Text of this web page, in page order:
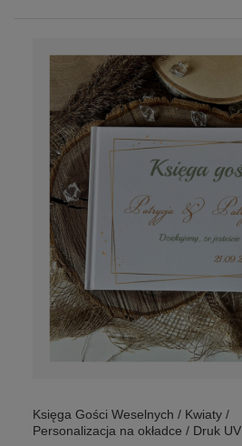
Księga Gości Weselnych / Kwiaty /
Personalizacja na okładce / Druk UV